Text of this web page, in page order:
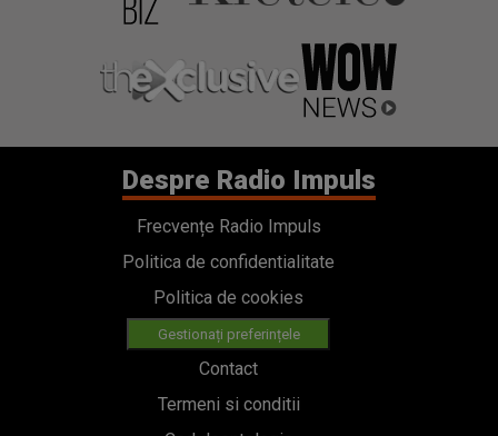
Despre Radio Impuls
Frecvențe Radio Impuls
Politica de confidentialitate
Politica de cookies
Gestionați preferințele
Contact
Termeni si conditii